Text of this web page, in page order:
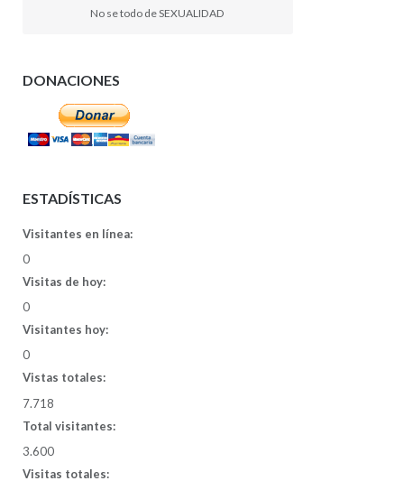
No se todo de SEXUALIDAD
DONACIONES
ESTADÍSTICAS
Visitantes en línea:
0
Visitas de hoy:
0
Visitantes hoy:
0
Vistas totales:
7.718
Total visitantes:
3.600
Visitas totales: